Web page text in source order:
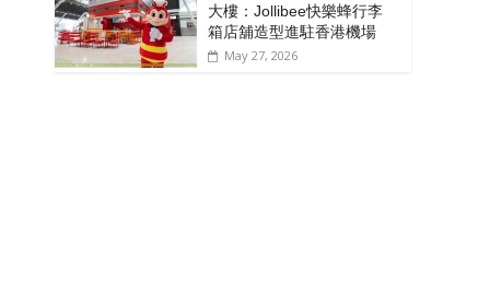
大樓：Jollibee快樂蜂行李
箱店舖造型進駐香港機場
May 27, 2026